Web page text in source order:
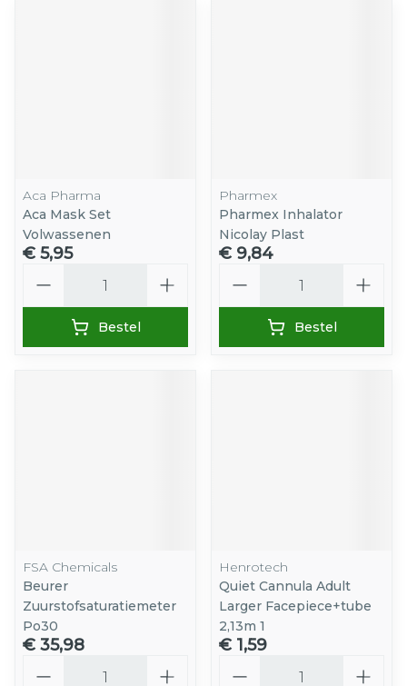
Aca Pharma
Aca Mask Set
Volwassenen
€ 5,95
Bestel
Pharmex
Pharmex Inhalator
Nicolay Plast
€ 9,84
Bestel
FSA Chemicals
Beurer
Zuurstofsaturatiemeter
Po30
€ 35,98
Henrotech
Quiet Cannula Adult
Larger Facepiece+tube
2,13m 1
€ 1,59